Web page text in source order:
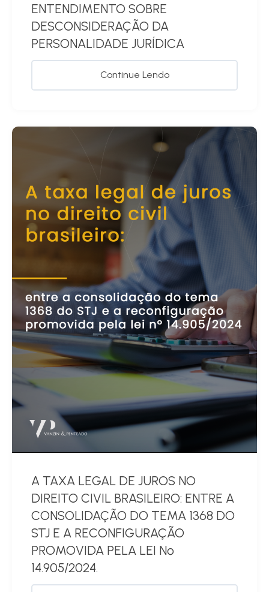
ENTENDIMENTO SOBRE
DESCONSIDERAÇÃO DA
PERSONALIDADE JURÍDICA
Continue Lendo
A TAXA LEGAL DE JUROS NO
DIREITO CIVIL BRASILEIRO: ENTRE A
CONSOLIDAÇÃO DO TEMA 1368 DO
STJ E A RECONFIGURAÇÃO
PROMOVIDA PELA LEI Nº
14.905/2024.